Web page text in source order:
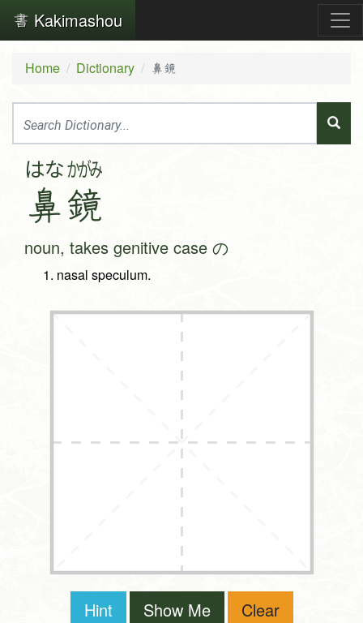
Kakimashou
Home Dictionary 鼻鏡
はな
鼻
かがみ
鏡
noun, takes genitive case の
nasal speculum.
Hint Show Me Clear